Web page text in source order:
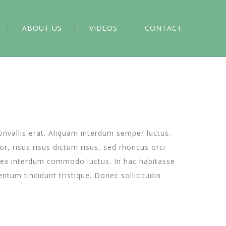
ABOUT US VIDEOS CONTACT
erat. Aliquam interdum semper luctus.
risus risus dictum risus, sed rhoncus orci
interdum commodo luctus. In hac habitasse
tincidunt tristique. Donec sollicitudin